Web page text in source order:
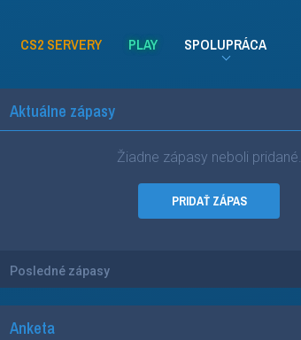
CS2 SERVERY PLAY SPOLUPRÁCA
Aktuálne zápasy
Žiadne zápasy neboli pridané.
PRIDAŤ ZÁPAS
Posledné zápasy
Anketa